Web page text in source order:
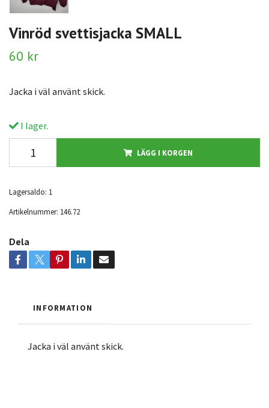
Vinröd svettisjacka SMALL
60 kr
Jacka i väl använt skick.
I lager.
LÄGG I KORGEN
Lagersaldo: 1
Artikelnummer: 146.72
Dela
INFORMATION
Jacka i väl använt skick.